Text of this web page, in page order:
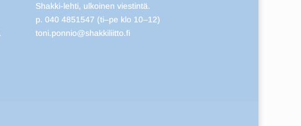
Shakki-lehti, ulkoinen viestintä.
p. 040 4851547 (ti–pe klo 10–12)
toni.ponnio@shakkiliitto.fi